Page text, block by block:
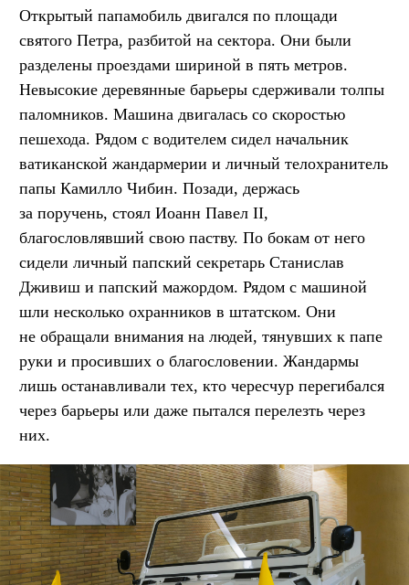
Открытый папамобиль двигался по площади
святого Петра, разбитой на сектора. Они были
разделены проездами шириной в пять метров.
Невысокие деревянные барьеры сдерживали толпы
паломников. Машина двигалась со скоростью
пешехода. Рядом с водителем сидел начальник
ватиканской жандармерии и личный телохранитель
папы Камилло Чибин. Позади, держась
за поручень, стоял Иоанн Павел II,
благословлявший свою паству. По бокам от него
сидели личный папский секретарь Станислав
Дживиш и папский мажордом. Рядом с машиной
шли несколько охранников в штатском. Они
не обращали внимания на людей, тянувших к папе
руки и просивших о благословении. Жандармы
лишь останавливали тех, кто чересчур перегибался
через барьеры или даже пытался перелезть через
них.